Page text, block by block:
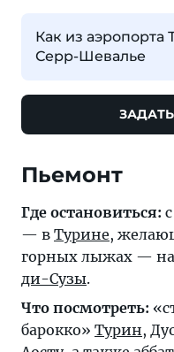
Как из аэропорта
Серр-Шевалье
Пьемонт
Где остановиться:
— в Турине,
горных лыжах — на
ди-Сузы.
Что посмотреть:
барокко» Турин,